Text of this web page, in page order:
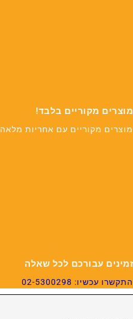
מוצרים מקוריים בלבד!
מוצרים מקוריים עם אחריות מלאה
זמינים עבורכם לכל שאלה
התקשרו עכשיו: 02-5300298